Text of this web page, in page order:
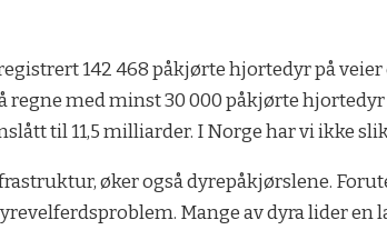
142 468 påkjørte hjortedyr på
med minst 30 000 påkjørte hjortedyr
til 11,5 milliarder. I Norge har vi ikke
øker også dyrepåkjørslene.
Mange av dyra lider